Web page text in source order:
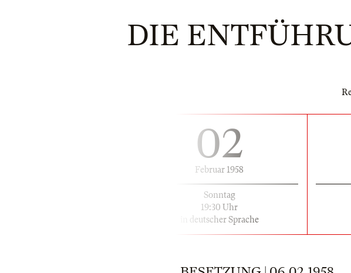
DIE
02
Februar 1958
Sonntag
19:30 Uhr
in deutscher Sprache